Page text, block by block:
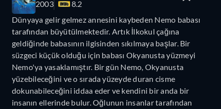
2003
8.2
Dünyaya gelir gelmez annesini kaybeden Nemo babası
tarafından büyütülmektedir. Artık İlkokul çağına
geldiğinde babasının ilgisinden sıkılmaya başlar. Bir
süzgeci küçük olduğu için babası Okyanusta yüzmeyi
Nemo'ya yasaklamıştır. Bir gün Nemo, Okyanusta
yüzebileceğini ve o sırada yüzeyde duran cisme
dokunabileceğini iddaa eder ve kendini bir anda bir
insanın ellerinde bulur. Oğlunun insanlar tarafından